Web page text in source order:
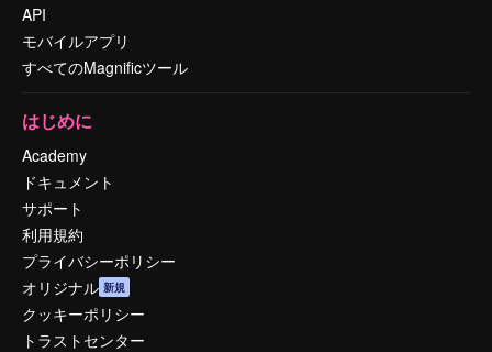
API
モバイルアプリ
すべてのMagnificツール
はじめに
Academy
ドキュメント
サポート
利用規約
プライバシーポリシー
オリジナル 新規
クッキーポリシー
トラストセンター